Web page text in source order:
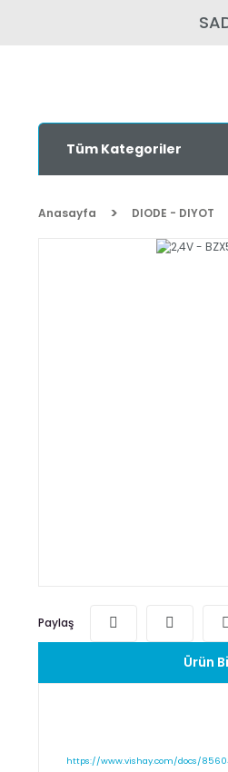
Tüm Kategoriler
Anasayfa DIODE - DIYOT
Paylaş
Ürün
https://www.vishay.com/docs/